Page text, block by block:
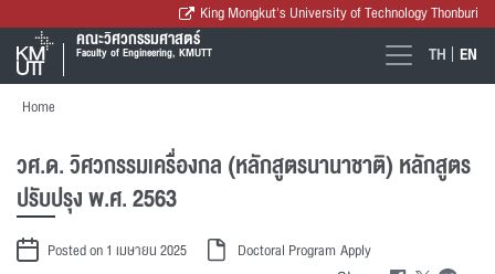
King Mongkut's University of Technology Thonburi
คณะวิศวกรรมศาสตร์
Faculty of Engineering, KMUTT TH EN
Home
วศ.ด. วิศวกรรมเครื่องกล (หลักสูตรนานาชาติ) หลักสูตร
ปรับปรุง พ.ศ. 2563
Posted on 1 เมษายน 2025 Doctoral ProgramApply